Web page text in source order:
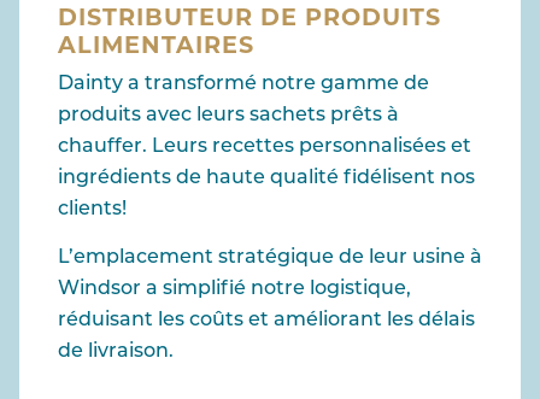
DISTRIBUTEUR DE PRODUITS
ALIMENTAIRES
Dainty a transformé notre gamme de
produits avec leurs sachets prêts à
chauffer. Leurs recettes personnalisées et
ingrédients de haute qualité fidélisent nos
clients!
L’emplacement stratégique de leur usine à
Windsor a simplifié notre logistique,
réduisant les coûts et améliorant les délais
de livraison.